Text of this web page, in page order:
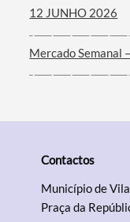
12 JUNHO 2026
Mercado Semanal
Contactos
Município de
Praça da